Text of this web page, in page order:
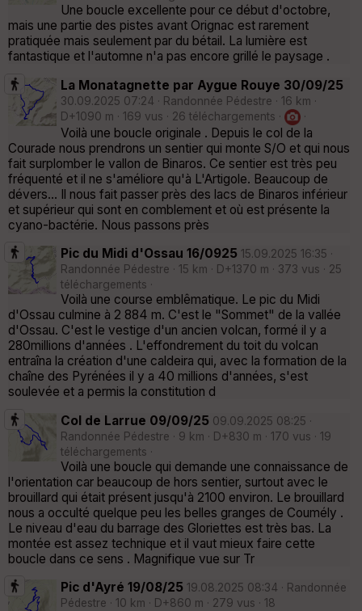
Une boucle excellente pour ce début d'octobre,
mais une partie des pistes avant Orignac est rarement
pratiquée mais seulement par du bétail. La lumière est
fantastique et l'automne n'a pas encore grillé le paysage .
La Monatagnette par Aygue Rouye 30/09/25
30.09.2025 07:24 · Randonnée Pédestre · 16 km ·
D+1090 m · 169 vus · 26 téléchargements ·
·
Voilà une boucle originale . Depuis le col de la
Courade nous prendrons un sentier qui monte S/O et qui nous
fait surplomber le vallon de Binaros. Ce sentier est très peu
fréquenté et il ne s'améliore qu'à L'Artigole. Beaucoup de
dévers... Il nous fait passer près des lacs de Binaros inférieur
et supérieur qui sont en comblement et où est présente la
cyano-bactérie. Nous passons près
Pic du Midi d'Ossau 16/0925 15.09.2025 16:35 ·
Randonnée Pédestre · 15 km · D+1370 m · 373 vus · 25
téléchargements ·
Voilà une course emblêmatique. Le pic du Midi
d'Ossau culmine à 2 884 m. C'est le "Sommet" de la vallée
d'Ossau. C'est le vestige d'un ancien volcan, formé il y a
280millions d'années . L'effondrement du toit du volcan
entraîna la création d'une caldeira qui, avec la formation de la
chaîne des Pyrénées il y a 40 millions d'années, s'est
soulevée et a permis la constitution d
Col de Larrue 09/09/25 09.09.2025 08:25 ·
Randonnée Pédestre · 9 km · D+830 m · 170 vus · 19
téléchargements ·
Voilà une boucle qui demande une connaissance de
l'orientation car beaucoup de hors sentier, surtout avec le
brouillard qui était présent jusqu'à 2100 environ. Le brouillard
nous a occulté quelque peu les belles granges de Coumély .
Le niveau d'eau du barrage des Gloriettes est très bas. La
montée est assez technique et il vaut mieux faire cette
boucle dans ce sens . Magnifique vue sur Tr
Pic d'Ayré 19/08/25 19.08.2025 08:34 · Randonnée
Pédestre · 10 km · D+860 m · 279 vus · 18